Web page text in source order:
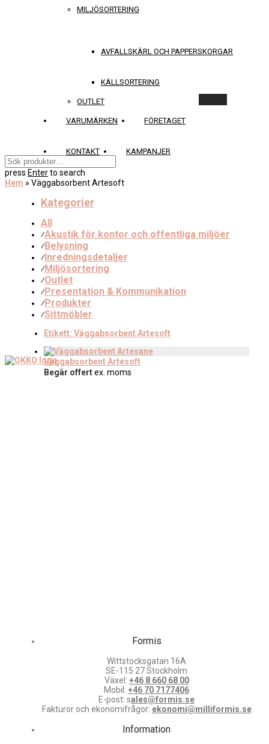
MILJÖSORTERING
AVFALLSKÄRL OCH PAPPERSKORGAR
KÄLLSORTERING
OUTLET
VARUMÄRKEN FÖRETAGET
KONTAKT KAMPANJER
press Enterto search
Hem » Väggabsorbent Artesoft
Kategorier
All
⁄Akustik för kontor och offentliga miljöer
⁄Belysning
⁄Inredningsdetaljer
⁄Miljösortering
⁄Outlet
⁄Presentation & Kommunikation
⁄Produkter
⁄Sittmöbler
Etikett: Väggabsorbent Artesoft
Väggabsorbent Artesoft
Begär offertex. moms
Formis
Wittstocksgatan 16A
SE-115 27 Stockholm
Växel: +46 8 660 68 00
Mobil: +46 70 7177406
E-post: sales@formis.se
Fakturor och ekonomifrågor: ekonomi@milliformis.se
Information